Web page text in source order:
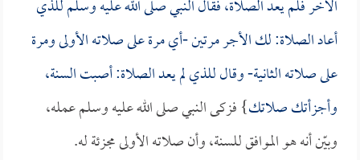
الآخر فلم يعد الصلاة، فقال النبي صلى الله عليه وسلم للذي
أعاد الصلاة: لك الأجر مرتين -أي مرة على صلاته الأولى ومرة
على صلاته الثانية- وقال للذي لم يعد الصلاة: أصبت السنة،
وأجزأتك صلاتك} فزكى النبي صلى الله عليه وسلم عمله،
وبيّن أنه هو الموافق للسنة، وأن صلاته الأولى مجزئة له.